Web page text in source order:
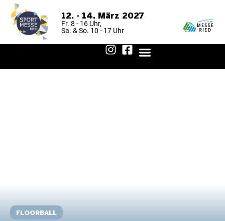
12. - 14. März 2027
Fr. 8 - 16 Uhr,
Sa. & So. 10 - 17 Uhr
FLOORBALL